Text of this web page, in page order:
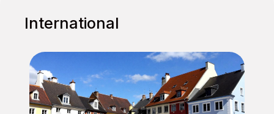
International